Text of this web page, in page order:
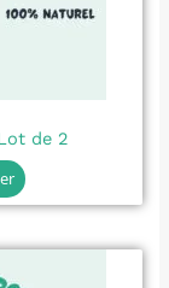
de 2